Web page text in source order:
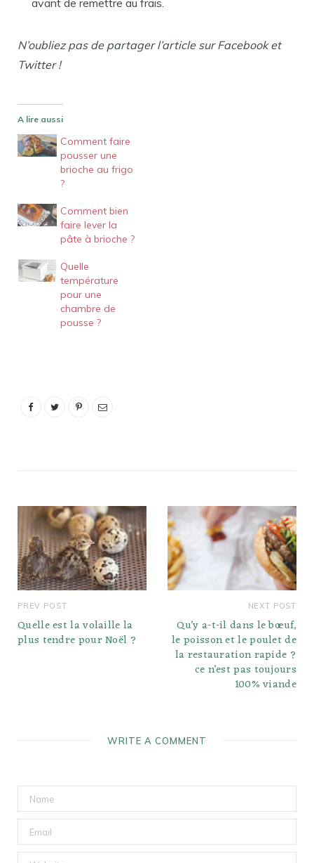
avant de remettre au frais.
N’oubliez pas de partager l’article sur Facebook et
Twitter !
A lire aussi
Comment faire
pousser une
brioche au frigo
?
Comment bien
faire lever la
pâte à brioche ?
Quelle
température
pour une
chambre de
pousse ?
PREV POST
Quelle est la volaille la
plus tendre pour Noël ?
NEXT POST
Qu’y a-t-il dans le bœuf,
le poisson et le poulet de
la restauration rapide ?
ce n’est pas toujours
100% viande
WRITE A COMMENT